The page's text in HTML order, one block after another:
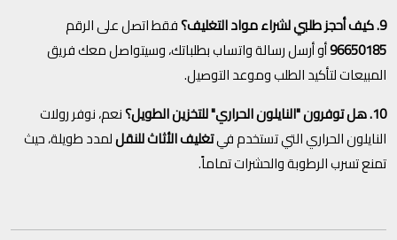
9. كيف أحجز طلبي لشراء مواد التغليف؟
فقط اتصل على الرقم
96650185أو أرسل رسالة واتساب بطلباتك، وسيتواصل معك فريق
المبيعات لتأكيد الطلب وموعد التوصيل.
10. هل توفرون "النايلون الحراري" للتخزين الطويل؟
نعم، نوفر رولات
النايلون الحراري التي تستخدم فيتغليف الأثاث للنقللمدد طويلة، حيث
تمنع تسرب الرطوبة والحشرات تماماً.